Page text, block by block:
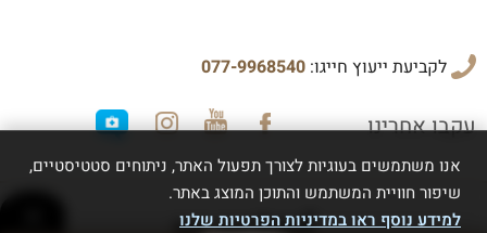
לקביעת ייעוץ חייגו: 077-9968540
עקבו אחרינו
אנו משתמשים בעוגיות לצורך תפעול האתר, ניתוחים סטטיסטיים,
שיפור חוויית המשתמש והתוכן המוצג באתר.
למידע נוסף ראו במדיניות הפרטיות שלנו